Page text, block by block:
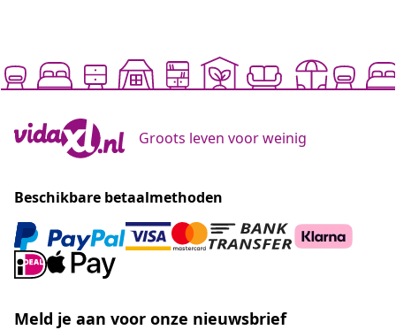
Groots leven voor weinig
Beschikbare betaalmethoden
Meld je aan voor onze nieuwsbrief